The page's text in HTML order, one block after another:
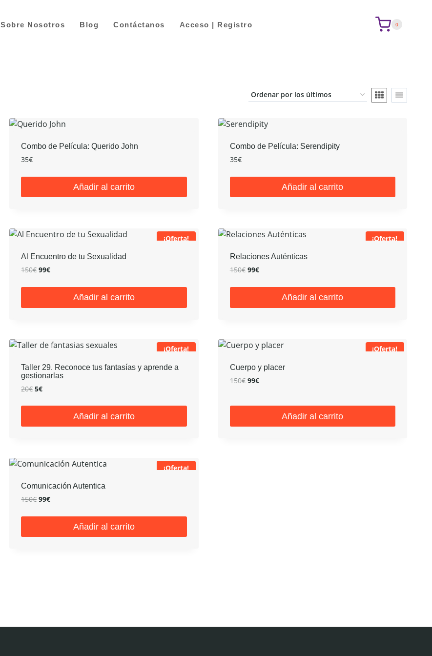
Sobre Nosotros Blog Contáctanos Acceso | Registro 0
Combo de Película: Querido John
35€
Añadir al carrito
Combo de Película: Serendipity
35€
Añadir al carrito
¡Oferta!
Al Encuentro de tu Sexualidad
150€El
original
150€.
99€El
actual
99€.
Añadir al carrito
¡Oferta!
Relaciones Auténticas
150€ El
original
150€.
99€El
actual
99€.
Añadir al carrito
¡Oferta!
Taller 29. Reconoce tus fantasías y aprende a
gestionarlas
20€ El
original
20€.
5€El
actual
5€.
Añadir al carrito
¡Oferta!
Cuerpo y placer
150€ El
99€El
Añadir al carrito
¡Oferta!
Comunicación Autentica
150€El
original
150€.
99€El
actual
99€.
Añadir al carrito